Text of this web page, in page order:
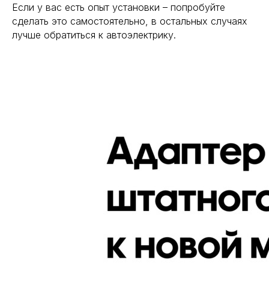
Если у вас есть опыт установки – попробуйте
сделать это самостоятельно, в остальных случаях
лучше обратиться к автоэлектрику.
Все права защищены. Копирование информации
Новости